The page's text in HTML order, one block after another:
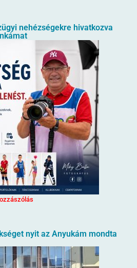
nehézségekre hivatkozva
nyit az Anyukám mondta